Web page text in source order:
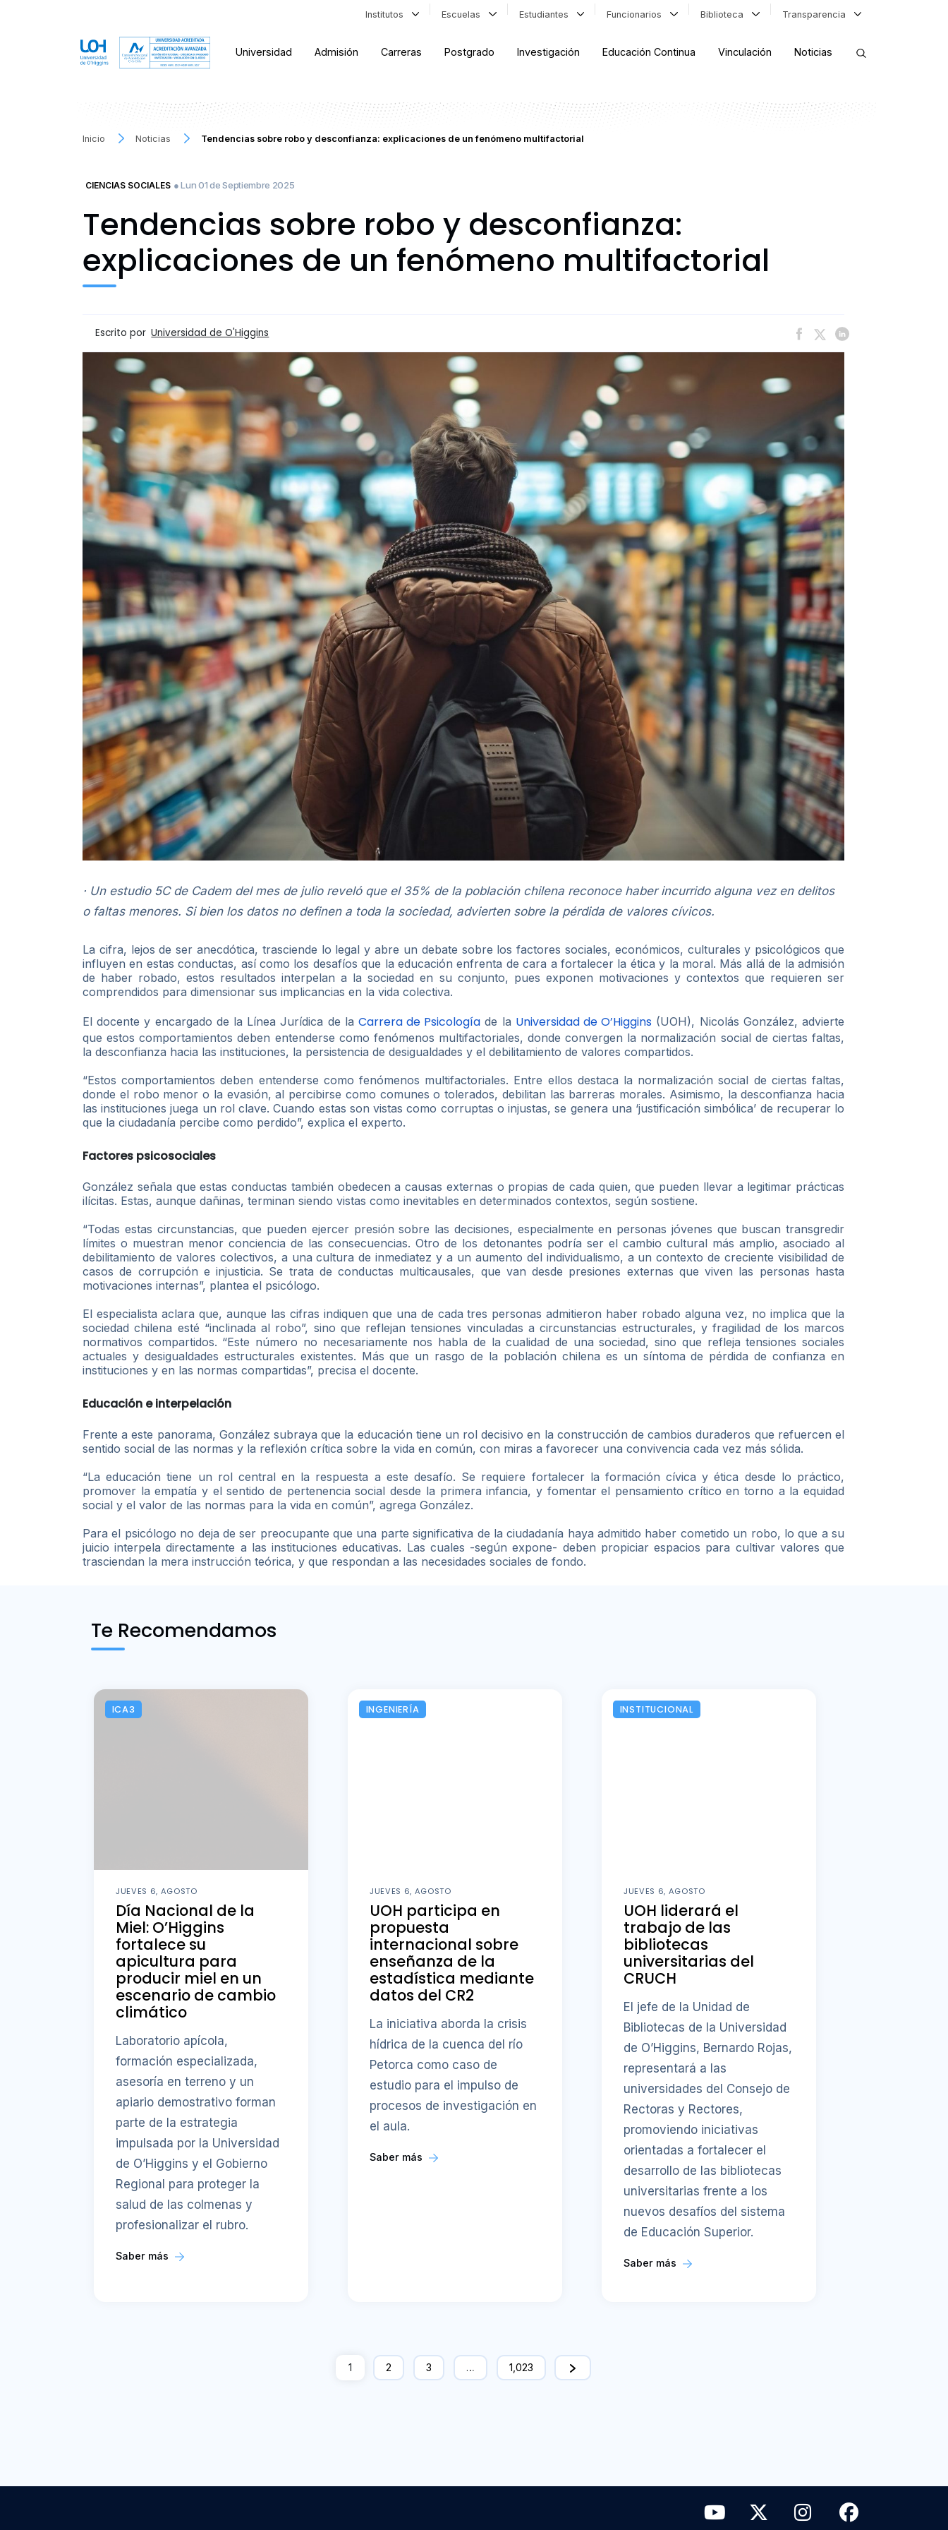
Institutos Escuelas Estudiantes Funcionarios Biblioteca Transparencia
Universidad Admisión Carreras Postgrado Investigación Educación Continua Vinculación Noticias
Inicio Noticias Tendencias sobre robo y desconfianza: explicaciones de un fenómeno multifactorial
CIENCIAS SOCIALES ● Lun 01 de Septiembre 2025
Tendencias sobre robo y desconfianza:
explicaciones de un fenómeno multifactorial
Escrito por Universidad de O'Higgins
· Un estudio 5C de Cadem del mes de julio reveló que el 35% de la población chilena reconoce haber incurrido alguna vez en delitos
o faltas menores. Si bien los datos no definen a toda la sociedad, advierten sobre la pérdida de valores cívicos.
La cifra, lejos de ser anecdótica, trasciende lo legal y abre un debate sobre los factores sociales, económicos, culturales y psicológicos que
influyen en estas conductas, así como los desafíos que la educación enfrenta de cara a fortalecer la ética y la moral. Más allá de la admisión
de haber robado, estos resultados interpelan a la sociedad en su conjunto, pues exponen motivaciones y contextos que requieren ser
comprendidos para dimensionar sus implicancias en la vida colectiva.
El docente y encargado de la Línea Jurídica de la Carrera de Psicología de la Universidad de O’Higgins (UOH), Nicolás González, advierte
que estos comportamientos deben entenderse como fenómenos multifactoriales, donde convergen la normalización social de ciertas faltas,
la desconfianza hacia las instituciones, la persistencia de desigualdades y el debilitamiento de valores compartidos.
“Estos comportamientos deben entenderse como fenómenos multifactoriales. Entre ellos destaca la normalización social de ciertas faltas,
donde el robo menor o la evasión, al percibirse como comunes o tolerados, debilitan las barreras morales. Asimismo, la desconfianza hacia
las instituciones juega un rol clave. Cuando estas son vistas como corruptas o injustas, se genera una ‘justificación simbólica’ de recuperar lo
que la ciudadanía percibe como perdido”, explica el experto.
Factores psicosociales
González señala que estas conductas también obedecen a causas externas o propias de cada quien, que pueden llevar a legitimar prácticas
ilícitas. Estas, aunque dañinas, terminan siendo vistas como inevitables en determinados contextos, según sostiene.
“Todas estas circunstancias, que pueden ejercer presión sobre las decisiones, especialmente en personas jóvenes que buscan transgredir
límites o muestran menor conciencia de las consecuencias. Otro de los detonantes podría ser el cambio cultural más amplio, asociado al
debilitamiento de valores colectivos, a una cultura de inmediatez y a un aumento del individualismo, a un contexto de creciente visibilidad de
casos de corrupción e injusticia. Se trata de conductas multicausales, que van desde presiones externas que viven las personas hasta
motivaciones internas”, plantea el psicólogo.
El especialista aclara que, aunque las cifras indiquen que una de cada tres personas admitieron haber robado alguna vez, no implica que la
sociedad chilena esté “inclinada al robo”, sino que reflejan tensiones vinculadas a circunstancias estructurales, y fragilidad de los marcos
normativos compartidos. “Este número no necesariamente nos habla de la cualidad de una sociedad, sino que refleja tensiones sociales
actuales y desigualdades estructurales existentes. Más que un rasgo de la población chilena es un síntoma de pérdida de confianza en
instituciones y en las normas compartidas”, precisa el docente.
Educación e interpelación
Frente a este panorama, González subraya que la educación tiene un rol decisivo en la construcción de cambios duraderos que refuercen el
sentido social de las normas y la reflexión crítica sobre la vida en común, con miras a favorecer una convivencia cada vez más sólida.
“La educación tiene un rol central en la respuesta a este desafío. Se requiere fortalecer la formación cívica y ética desde lo práctico,
promover la empatía y el sentido de pertenencia social desde la primera infancia, y fomentar el pensamiento crítico en torno a la equidad
social y el valor de las normas para la vida en común”, agrega González.
Para el psicólogo no deja de ser preocupante que una parte significativa de la ciudadanía haya admitido haber cometido un robo, lo que a su
juicio interpela directamente a las instituciones educativas. Las cuales -según expone- deben propiciar espacios para cultivar valores que
trasciendan la mera instrucción teórica, y que respondan a las necesidades sociales de fondo.
Te Recomendamos
ICA3
JUEVES 6, AGOSTO
Día Nacional de la
Miel: O’Higgins
fortalece su
apicultura para
producir miel en un
escenario de cambio
climático
Laboratorio apícola,
formación especializada,
asesoría en terreno y un
apiario demostrativo forman
parte de la estrategia
impulsada por la Universidad
de O’Higgins y el Gobierno
Regional para proteger la
salud de las colmenas y
profesionalizar el rubro.
Saber más
INGENIERÍA
JUEVES 6, AGOSTO
UOH participa en
propuesta
internacional sobre
enseñanza de la
estadística mediante
datos del CR2
La iniciativa aborda la crisis
hídrica de la cuenca del río
Petorca como caso de
estudio para el impulso de
procesos de investigación en
el aula.
Saber más
INSTITUCIONAL
JUEVES 6, AGOSTO
UOH liderará el
trabajo de las
bibliotecas
universitarias del
CRUCH
El jefe de la Unidad de
Bibliotecas de la Universidad
de O’Higgins, Bernardo Rojas,
representará a las
universidades del Consejo de
Rectoras y Rectores,
promoviendo iniciativas
orientadas a fortalecer el
desarrollo de las bibliotecas
universitarias frente a los
nuevos desafíos del sistema
de Educación Superior.
Saber más
1 2 3 … 1,023